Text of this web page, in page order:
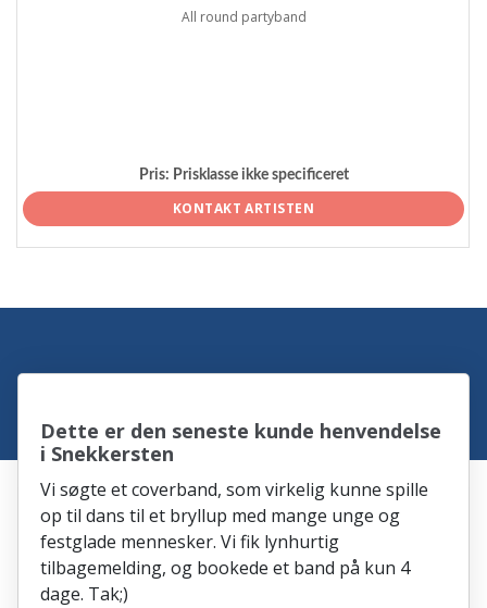
All round partyband
Pris: Prisklasse ikke specificeret
KONTAKT ARTISTEN
Dette er den seneste kunde henvendelse
i Snekkersten
Vi søgte et coverband, som virkelig kunne spille
op til dans til et bryllup med mange unge og
festglade mennesker. Vi fik lynhurtig
tilbagemelding, og bookede et band på kun 4
dage. Tak;)